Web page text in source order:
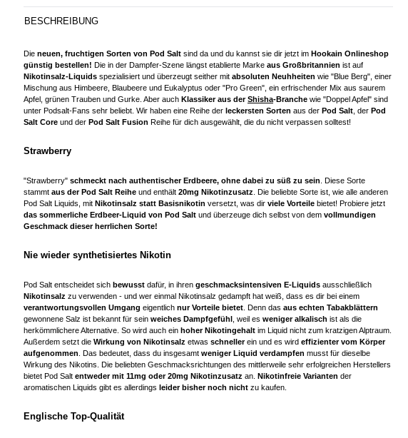
BESCHREIBUNG
Die neuen, fruchtigen Sorten von Pod Salt sind da und du kannst sie dir jetzt im Hookain Onlineshop
günstig bestellen! Die in der Dampfer-Szene längst etablierte Marke aus Großbritannien ist auf
Nikotinsalz-Liquids spezialisiert und überzeugt seither mit absoluten Neuhheiten wie "Blue Berg", einer
Mischung aus Himbeere, Blaubeere und Eukalyptus oder "Pro Green", ein erfrischender Mix aus saurem
Apfel, grünen Trauben und Gurke. Aber auch Klassiker aus derShisha-Branche wie "Doppel Apfel" sind
unter Podsalt-Fans sehr beliebt. Wir haben eine Reihe der leckersten Sorten aus der Pod Salt , der Pod
Salt Core und der Pod Salt Fusion Reihe für dich ausgewählt, die du nicht verpassen solltest!
Strawberry
"Strawberry" schmeckt nach authentischer Erdbeere, ohne dabei zu süß zu sein . Diese Sorte
stammt aus der Pod Salt Reihe und enthält 20mg Nikotinzusatz . Die beliebte Sorte ist, wie alle anderen
Pod Salt Liquids, mit Nikotinsalz statt Basisnikotin versetzt, was dir viele Vorteile bietet! Probiere jetzt
das sommerliche Erdbeer-Liquid von Pod Salt und überzeuge dich selbst von dem vollmundigen
Geschmack dieser herrlichen Sorte!
Nie wieder synthetisiertes Nikotin
Pod Salt entscheidet sich bewusst dafür, in ihren geschmacksintensiven E-Liquids ausschließlich
Nikotinsalz zu verwenden - und wer einmal Nikotinsalz gedampft hat weiß, dass es dir bei einem
verantwortungsvollen Umgang eigentlich nur Vorteile bietet . Denn das aus echten Tabakblättern
gewonnene Salz ist bekannt für sein weiches Dampfgefühl , weil es weniger alkalisch ist als die
herkömmlichere Alternative. So wird auch ein hoher Nikotingehalt im Liquid nicht zum kratzigen Alptraum.
Außerdem setzt die Wirkung von Nikotinsalz etwas schnellerein und es wird effizienter vom Körper
aufgenommen . Das bedeutet, dass du insgesamt weniger Liquid verdampfen musst für dieselbe
Wirkung des Nikotins. Die beliebten Geschmacksrichtungen des mittlerweile sehr erfolgreichen Herstellers
bietet Pod Salt entweder mit 11mg oder 20mg Nikotinzusatz an. Nikotinfreie Varianten der
aromatischen Liquids gibt es allerdings leider bisher noch nicht zu kaufen.
Englische Top-Qualität